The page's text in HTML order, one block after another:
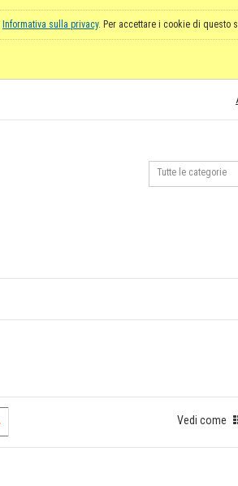
Informativa sulla privacy. Per accettare i cookie di questo
Vedi come